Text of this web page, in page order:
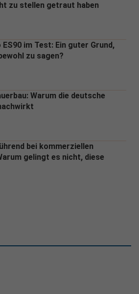
zu stellen getraut haben
ES90 im Test: Ein guter Grund,
zu sagen?
Warum die deutsche
bei kommerziellen
gelingt es nicht, diese